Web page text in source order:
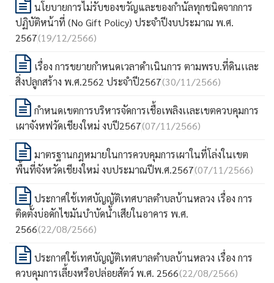
นโยบายการไม่รับของขวัญและของกำนัลทุกชนิดจากการ
ปฏิบัติหน้าที่ (No Gift Policy) ประจำปีงบประมาณ พ.ศ.
2567(19/12/2566)
เรื่อง การขยายกำหนดเวลาดำเนินการ ตามพรบ.ที่ดินเเละ
สิ่งปลูกสร้าง พ.ศ.2562 ประจำปี2567(30/11/2566)
กำหนดเขตการบริหารจัดการเชื้อเพลิงเเละเขตควบคุมการ
เผาจังหฟวัดเชียงใหม่ งบปี2567(07/11/2566)
มาตรฐานกฎหมายในการควบคุมการเผาในที่โล่งในเขต
พื้นที่จังหวัดเชียงใหม่ งบประมาณปีพ.ศ.2567(07/11/2566)
ประกาศใช้เทศบัญญัติเทศบาลตำบลบ้านหลวง เรื่อง การ
ติดตั้งบ่อดักไขมันบำบัดน้ำเสียในอาคาร พ.ศ.
2566(22/08/2566)
ประกาศใช้เทศบัญญัติเทศบาลตำบลบ้านหลวง เรื่อง การ
ควบคุมการเลี้ยงหรือปล่อยสัตว์ พ.ศ. 2566(22/08/2566)